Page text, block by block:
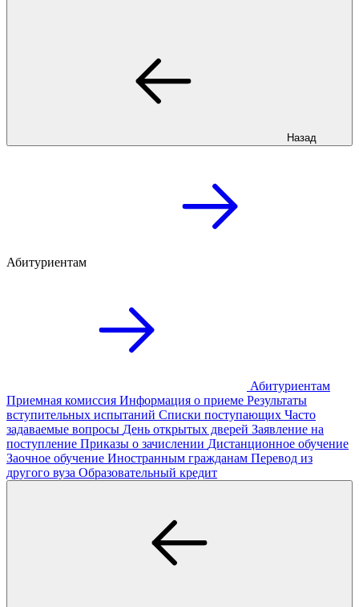
Назад
Абитуриентам
Абитуриентам
Приемная комиссия Информация о приеме Результаты
вступительных испытаний Списки поступающих Часто
задаваемые вопросы День открытых дверей Заявление на
поступление Приказы о зачислении Дистанционное обучение
Заочное обучение Иностранным гражданам Перевод из
другого вуза Образовательный кредит